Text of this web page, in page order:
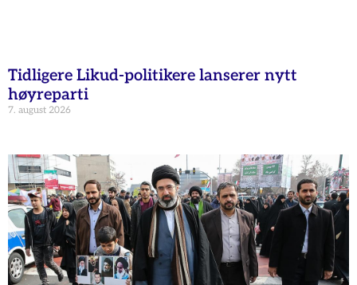
Tidligere Likud-politikere lanserer nytt
høyreparti
7. august 2026